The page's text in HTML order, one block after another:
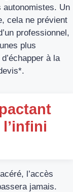
autonomistes. Un
cela ne prévient
professionnel,
plus
à la
l’accès
jamais.